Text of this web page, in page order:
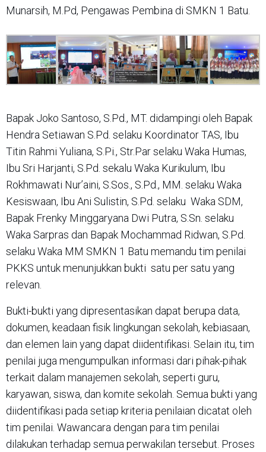
Munarsih, M.Pd, Pengawas Pembina di SMKN 1 Batu.
Bapak Joko Santoso, S.Pd., MT. didampingi oleh Bapak
Hendra Setiawan S.Pd. selaku Koordinator TAS, Ibu
Titin Rahmi Yuliana, S.Pi., Str.Par selaku Waka Humas,
Ibu Sri Harjanti, S.Pd. sekalu Waka Kurikulum, Ibu
Rokhmawati Nur’aini, S.Sos., S.Pd., MM. selaku Waka
Kesiswaan, Ibu Ani Sulistin, S.Pd. selaku Waka SDM,
Bapak Frenky Minggaryana Dwi Putra, S.Sn. selaku
Waka Sarpras dan Bapak Mochammad Ridwan, S.Pd.
selaku Waka MM SMKN 1 Batu memandu tim penilai
PKKS untuk menunjukkan bukti satu per satu yang
relevan.
Bukti-bukti yang dipresentasikan dapat berupa data,
dokumen, keadaan fisik lingkungan sekolah, kebiasaan,
dan elemen lain yang dapat diidentifikasi. Selain itu, tim
penilai juga mengumpulkan informasi dari pihak-pihak
terkait dalam manajemen sekolah, seperti guru,
karyawan, siswa, dan komite sekolah. Semua bukti yang
diidentifikasi pada setiap kriteria penilaian dicatat oleh
tim penilai. Wawancara dengan para tim penilai
dilakukan terhadap semua perwakilan tersebut. Proses